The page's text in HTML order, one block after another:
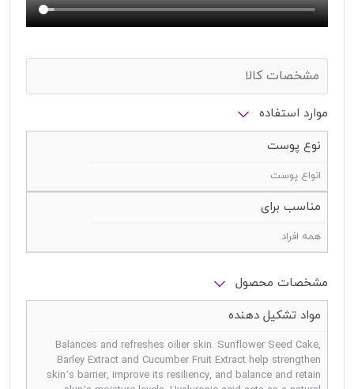
مشخصات کالا
موارد استفاده
نوع پوست
انواع پوست
مناسب برای
همه افراد
مشخصات محصول
مواد تشکیل دهنده
Balances and refreshes oilier skin. Sunflower Seed Cake,
Barley Extract and Cucumber Fruit Extract help strengthen
skin’s barrier, improve its resiliency, and balance and retain